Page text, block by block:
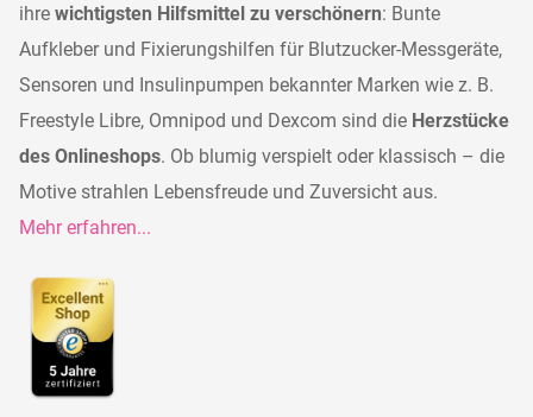
ihre wichtigsten Hilfsmittel zu verschönern: Bunte
Aufkleber und Fixierungshilfen für Blutzucker-Messgeräte,
Sensoren und Insulinpumpen bekannter Marken wie z. B.
Freestyle Libre, Omnipod und Dexcom sind die Herzstücke
des Onlineshops. Ob blumig verspielt oder klassisch – die
Motive strahlen Lebensfreude und Zuversicht aus.
Mehr erfahren...